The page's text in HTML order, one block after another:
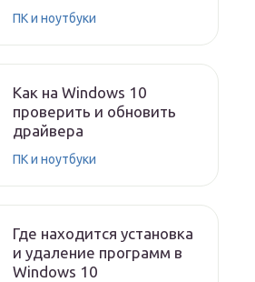
ПК и ноутбуки
Как на Windows 10
проверить и обновить
драйвера
ПК и ноутбуки
Где находится установка
и удаление программ в
Windows 10